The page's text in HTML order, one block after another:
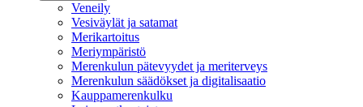
Veneily
Vesiväylät ja satamat
Merikartoitus
Meriympäristö
Merenkulun pätevyydet ja meriterveys
Merenkulun säädökset ja digitalisaatio
Kauppamerenkulku